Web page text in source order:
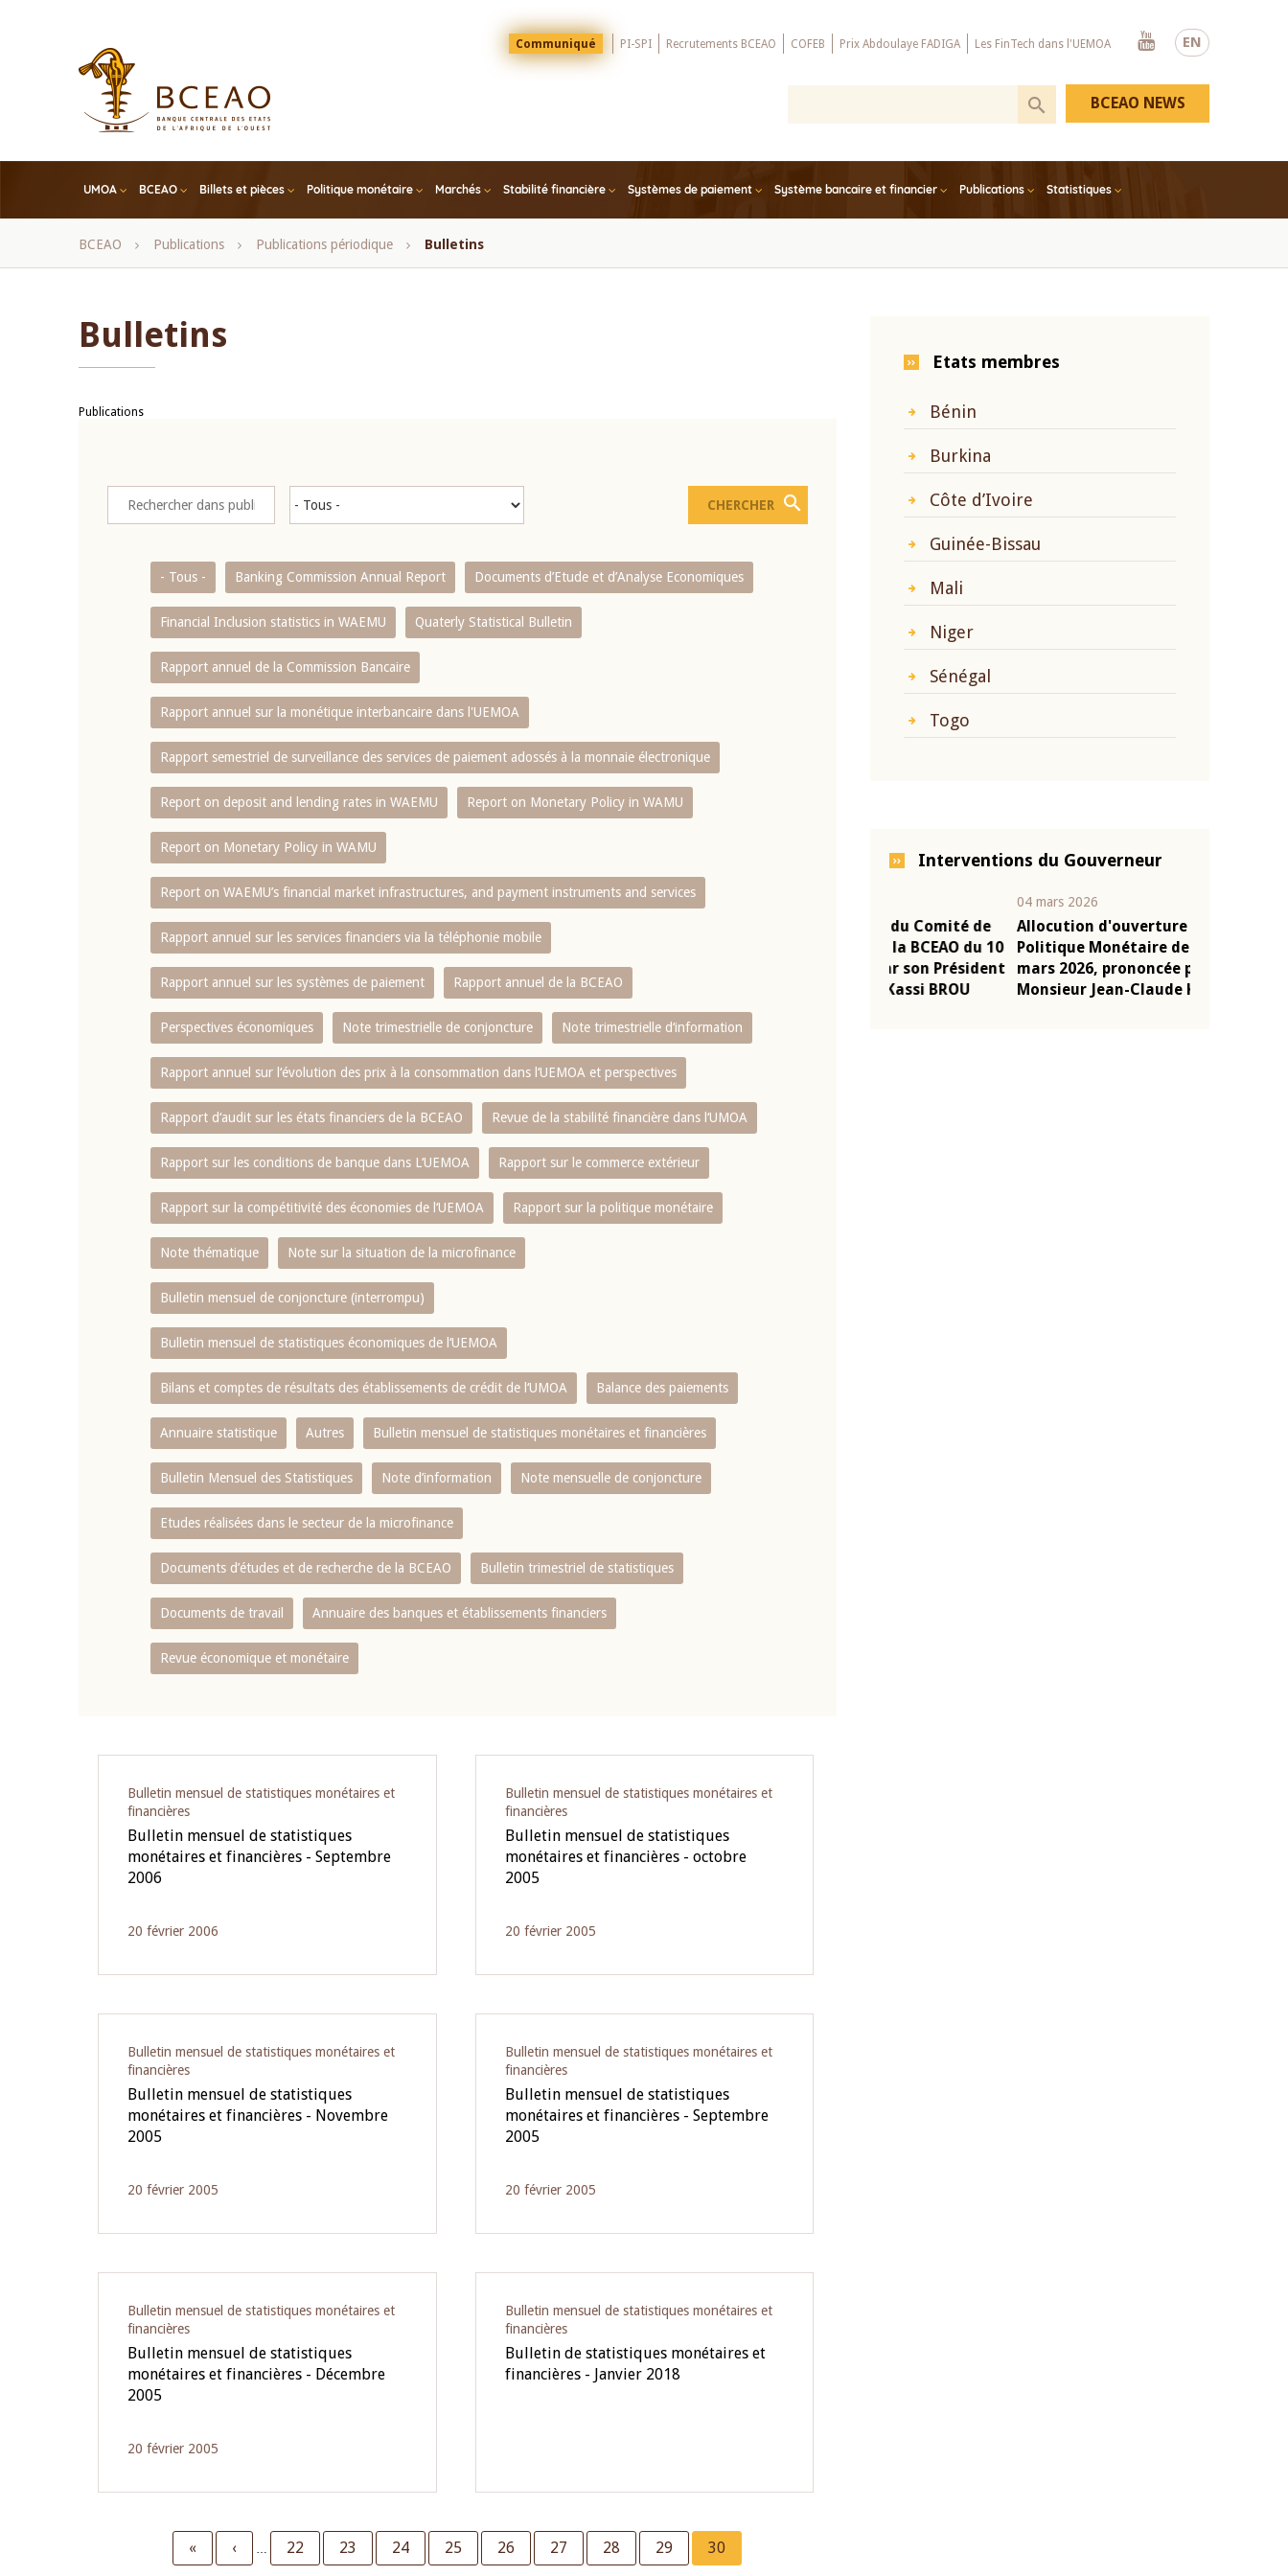
EN
Menu
Top
Communiqué PI-SPI Recrutements BCEAO COFEB Prix Abdoulaye FADIGA Les FinTech dans l'UEMOA
Youtube
UMOA BCEAO Billets et pièces Politique monétaire Marchés Stabilité financière Systèmes de paiement Système bancaire et financier Publications Statistiques
BCEAO NEWS
Fil
BCEAO Publications Publications périodique Bulletins
Bulletins
Publications
- Tous - Banking Commission Annual Report Documents d’Etude et d’Analyse Economiques
Financial Inclusion statistics in WAEMU Quaterly Statistical Bulletin
Rapport annuel de la Commission Bancaire
Rapport annuel sur la monétique interbancaire dans l'UEMOA
Rapport semestriel de surveillance des services de paiement adossés à la monnaie électronique
Report on deposit and lending rates in WAEMU Report on Monetary Policy in WAMU
Report on Monetary Policy in WAMU
Report on WAEMU’s financial market infrastructures, and payment instruments and services
Rapport annuel sur les services financiers via la téléphonie mobile
Rapport annuel sur les systèmes de paiement Rapport annuel de la BCEAO
Perspectives économiques Note trimestrielle de conjoncture Note trimestrielle d‘information
Rapport annuel sur l‘évolution des prix à la consommation dans l‘UEMOA et perspectives
Rapport d‘audit sur les états financiers de la BCEAO Revue de la stabilité financière dans l‘UMOA
Rapport sur les conditions de banque dans L‘UEMOA Rapport sur le commerce extérieur
Rapport sur la compétitivité des économies de l‘UEMOA Rapport sur la politique monétaire
Note thématique Note sur la situation de la microfinance
Bulletin mensuel de conjoncture (interrompu)
Bulletin mensuel de statistiques économiques de l‘UEMOA
Bilans et comptes de résultats des établissements de crédit de l‘UMOA Balance des paiements
Annuaire statistique Autres Bulletin mensuel de statistiques monétaires et financières
Bulletin Mensuel des Statistiques Note d’information Note mensuelle de conjoncture
Etudes réalisées dans le secteur de la microfinance
Documents d’études et de recherche de la BCEAO Bulletin trimestriel de statistiques
Documents de travail Annuaire des banques et établissements financiers
Revue économique et monétaire
Bulletin mensuel de statistiques monétaires et
financières
Bulletin mensuel de statistiques
monétaires et financières - Septembre
2006
20 février 2006
Bulletin mensuel de statistiques monétaires et
financières
Bulletin mensuel de statistiques
monétaires et financières - octobre
2005
20 février 2005
Bulletin mensuel de statistiques monétaires et
financières
Bulletin mensuel de statistiques
monétaires et financières - Novembre
2005
20 février 2005
Bulletin mensuel de statistiques monétaires et
financières
Bulletin mensuel de statistiques
monétaires et financières - Septembre
2005
20 février 2005
Bulletin mensuel de statistiques monétaires et
financières
Bulletin mensuel de statistiques
monétaires et financières - Décembre
2005
20 février 2005
Bulletin mensuel de statistiques monétaires et
financières
Bulletin de statistiques monétaires et
financières - Janvier 2018
First
page
«
Previous
page
‹ … Page
22 Page
23 Page
24 Page
25 Page
26 Page
27 Page
28 Page
29
Current
page
30
Etats membres
Bénin
Burkina
Côte d’Ivoire
Guinée-Bissau
Mali
Niger
Sénégal
Togo
Interventions du Gouverneur
d'ouverture du Comité de
Monétaire de la BCEAO du 4
2026, prononcée par son Président
Jean-Claude Kassi BROU
22 juillet 2026
Mot introductif du Gouverneur Jean-
Claude Kassi BROU lors de la cérémonie
de présentation du rapport annuel 2025
de la BCEAO
10 juin 2026
juin 2026, prononcée par son Président
Monsieur Jean-Claude Kassi BROU
Allocution d'ouverture du Comité de
Politique Monétaire de la BCEAO du 4
mars 2026, prononcée par son Président
Monsieur Jean-Claude Kassi BROU